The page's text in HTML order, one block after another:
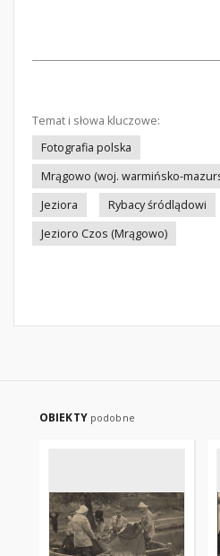
Temat i słowa kluczowe:
Fotografia polska
Mrągowo (woj. warmińsko-
Jeziora
Rybacy śródlądowi
Jezioro Czos (Mrągowo)
OBIEKTY podobne